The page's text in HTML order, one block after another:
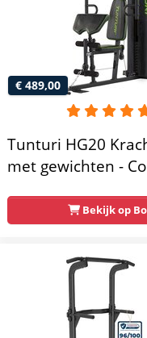
€ 489,00
Tunturi HG20
met gewichten -
Fitness
thuis - Compact en
multifunctioneel -
gratis fitness app
Bekijk op